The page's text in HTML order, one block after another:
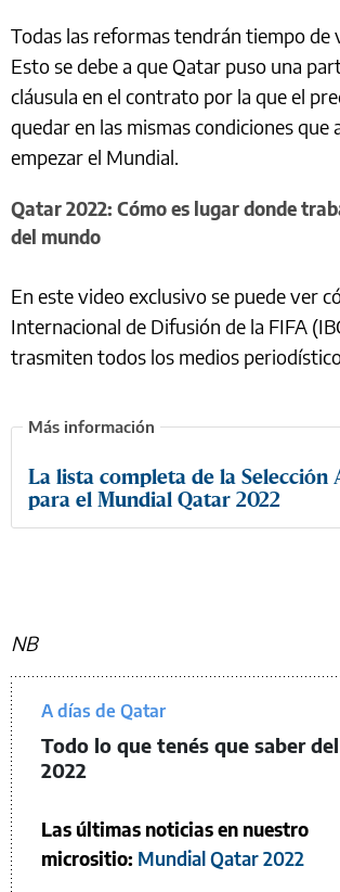
Todas las reformas tendrán tiempo de
Esto se debe a que Qatar puso una
cláusula en el contrato por la que el
quedar en las mismas condiciones que
empezar el Mundial.
Qatar 2022: Cómo es lugar donde
del mundo
En este video exclusivo se puede ver
Internacional de Difusión de la FIFA
trasmiten todos los medios
La lista completa de la Selección
para el Mundial Qatar 2022
NB
A días de Qatar
Todo lo que tenés que saber
2022
Las últimas noticias en nuestro
micrositio: Mundial Qatar 2022